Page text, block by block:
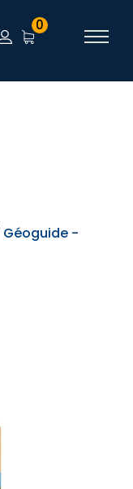
0
Géoguide -